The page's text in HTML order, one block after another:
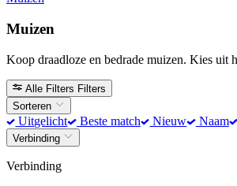
Muizen
Koop draadloze en bedrade muizen. Kies uit
Alle Filters Filters
Sorteren
Uitgelicht Beste match Nieuw Naam
Verbinding
Verbinding